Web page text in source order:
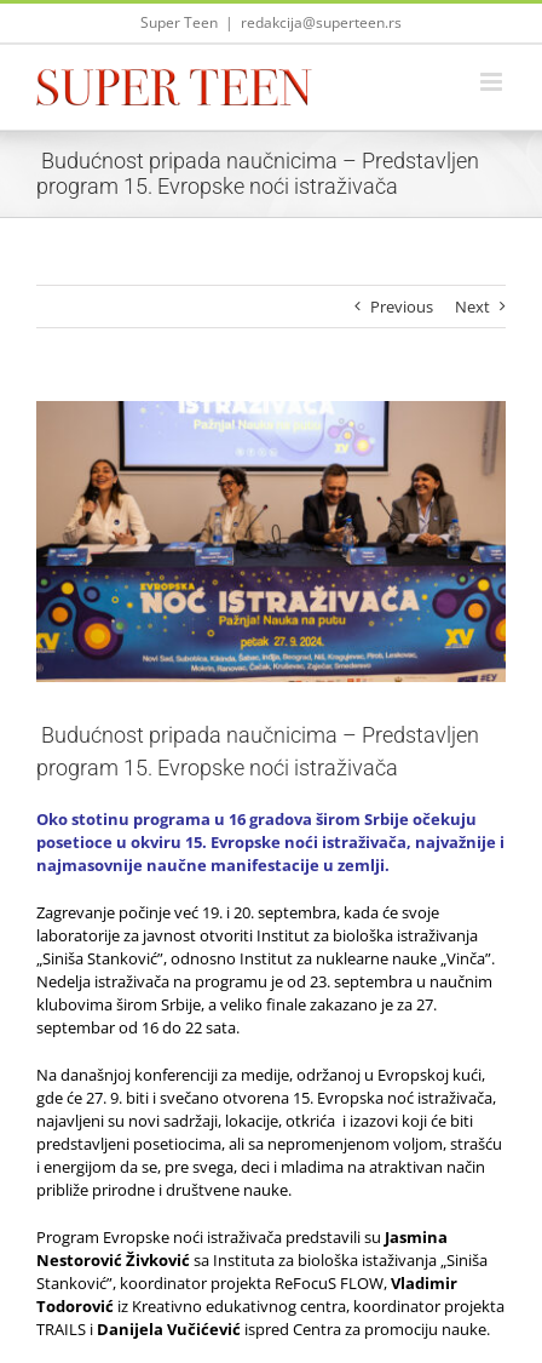
Skip
Super Teen | redakcija@superteen.rs
Budućnost pripada naučnicima – Predstavljen
program 15. Evropske noći istraživača
Previous Next
Budućnost pripada naučnicima – Predstavljen
program 15. Evropske noći istraživača
Oko stotinu programa u 16 gradova širom Srbije očekuju
posetioce u okviru 15. Evropske noći istraživača, najvažnije i
najmasovnije naučne manifestacije u zemlji.
Zagrevanje počinje već 19. i 20. septembra, kada će svoje
laboratorije za javnost otvoriti Institut za biološka istraživanja
„Siniša Stanković”, odnosno Institut za nuklearne nauke „Vinča”.
Nedelja istraživača na programu je od 23. septembra u naučnim
klubovima širom Srbije, a veliko finale zakazano je za 27.
septembar od 16 do 22 sata.
Na današnjoj konferenciji za medije, održanoj u Evropskoj kući,
gde će 27. 9. biti i svečano otvorena 15. Evropska noć istraživača,
najavljeni su novi sadržaji, lokacije, otkrića i izazovi koji će biti
predstavljeni posetiocima, ali sa nepromenjenom voljom, strašću
i energijom da se, pre svega, deci i mladima na atraktivan način
približe prirodne i društvene nauke.
Program Evropske noći istraživača predstavili su Jasmina
Nestorović Živkovićsa Instituta za biološka istaživanja „Siniša
Stanković”, koordinator projekta ReFocuS FLOW,Vladimir
Todorović iz Kreativno edukativnog centra, koordinator projekta
TRAILS i Danijela Vučićević ispred Centra za promociju nauke.